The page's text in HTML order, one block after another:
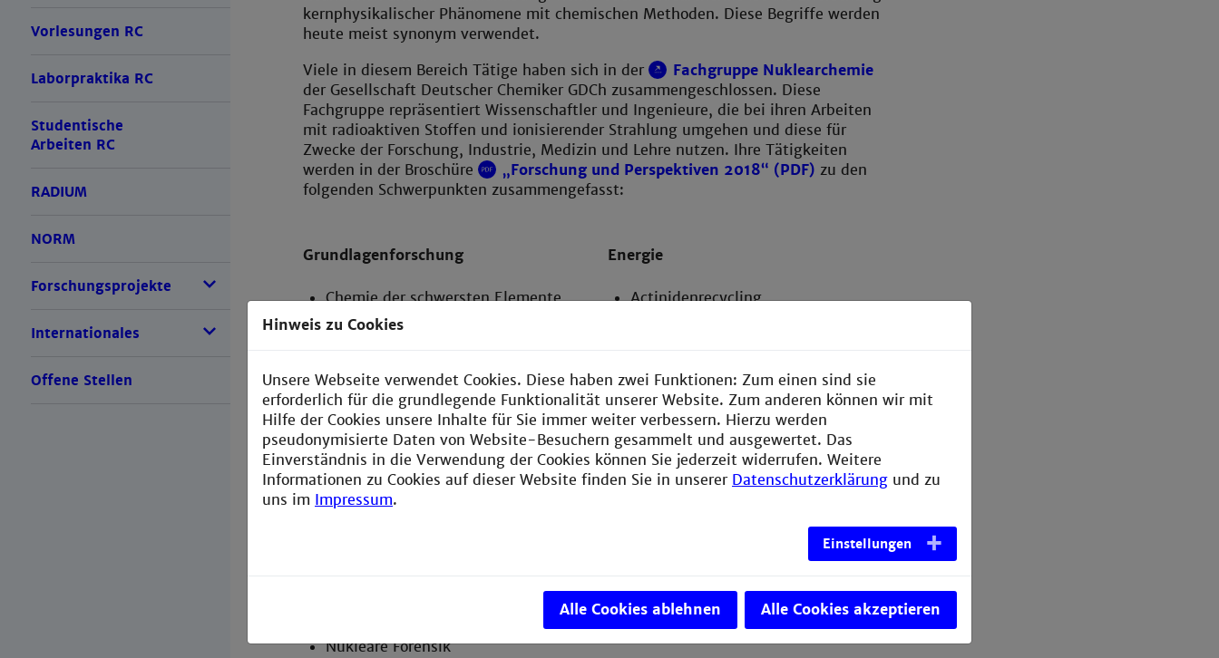
Vorlesungen RC
Laborpraktika RC
Studentische
Arbeiten RC
RADIUM
NORM
Forschungsprojekte
Internationales
Offene Stellen
kernphysikalischer Phänomene mit chemischen Methoden. Diese Begriffe werden
heute meist synonym verwendet.
Viele in diesem Bereich Tätige haben sich in der
Fachgruppe Nuklearchemie
der Gesellschaft Deutscher Chemiker GDCh zusammengeschlossen. Diese
Fachgruppe repräsentiert Wissenschaftler und Ingenieure, die bei ihren Arbeiten
mit radioaktiven Stoffen und ionisierender Strahlung umgehen und diese für
Zwecke der Forschung, Industrie, Medizin und Lehre nutzen. Ihre Tätigkeiten
werden in der Broschüre
„Forschung und Perspektiven 2018“ (PDF) zu den
folgenden Schwerpunkten zusammengefasst:
Grundlagenforschung
Chemie der schwersten Elemente
Actinidenchemie
Radioanalytik
Energie
Actinidenrecycling
Tritiumchemie
Gesundheit und Umwelt
Nuklearchemie in den
Strahlenschutz und Radioökologie
Nukleare Forensik
Lehre
Hinweis zu Cookies
Unsere Webseite verwendet Cookies. Diese haben zwei Funktionen: Zum einen sind sie
erforderlich für die grundlegende Funktionalität unserer Website. Zum anderen können wir mit
Hilfe der Cookies unsere Inhalte für Sie immer weiter verbessern. Hierzu werden
pseudonymisierte Daten von Website-Besuchern gesammelt und ausgewertet. Das
Einverständnis in die Verwendung der Cookies können Sie jederzeit widerrufen. Weitere
Informationen zu Cookies auf dieser Website finden Sie in unserer Datenschutzerklärung und zu
uns im Impressum.
Einstellungen
Alle Cookies ablehnen Alle Cookies akzeptieren